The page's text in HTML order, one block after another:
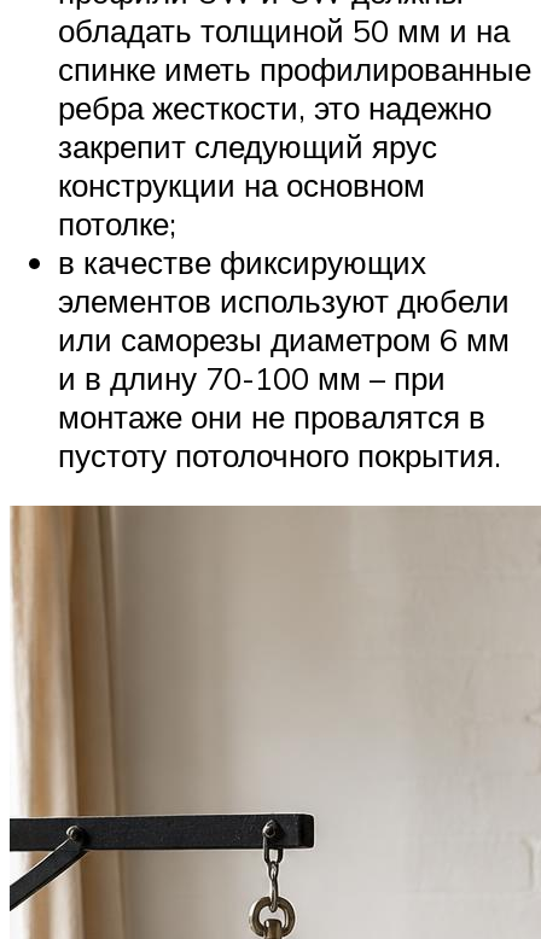
обладать толщиной 50 мм и на
спинке иметь профилированные
ребра жесткости, это надежно
закрепит следующий ярус
конструкции на основном
потолке;
в качестве фиксирующих
элементов используют дюбели
или саморезы диаметром 6 мм
и в длину 70-100 мм – при
монтаже они не провалятся в
пустоту потолочного покрытия.